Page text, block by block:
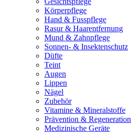
Körperpflege
Hand & Fusspflege
Rasur & Haarentfernung
Mund & Zahnpflege
Sonnen- & Insektenschutz
Düfte
Teint
Augen
Lippen
Nägel
Zubehör
Vitamine & Mineralstoffe
Prävention & Regeneration
Medizinische Geräte